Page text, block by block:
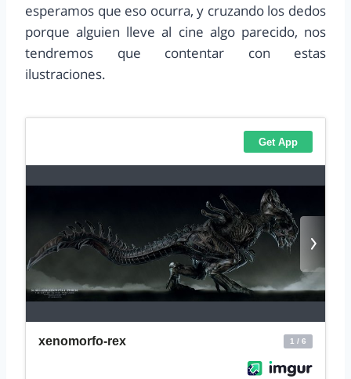
esperamos que eso ocurra, y cruzando los dedos
porque alguien lleve al cine algo parecido, nos
tendremos que contentar con estas
ilustraciones.